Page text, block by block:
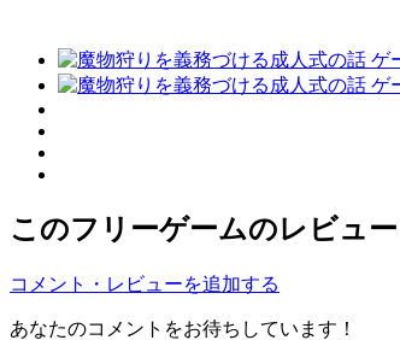
このフリーゲームのレビュー
コメント・レビューを追加する
あなたのコメントをお待ちしています！